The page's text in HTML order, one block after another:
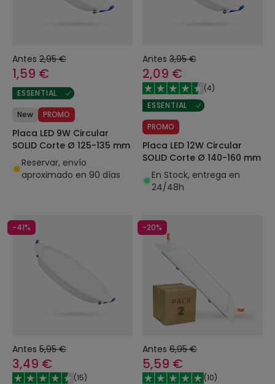
Antes 2,95 €
1,59 €
ESSENTIAL
New PROMO
Placa LED 9W Circular
SOLID Corte Ø 125-135 mm
Reservar, envío
aproximado en 90 días
Antes 3,95 €
2,09 €
(4)
ESSENTIAL
PROMO
Placa LED 12W Circular
SOLID Corte Ø 140-160 mm
En Stock, entrega en
24/48h
-41%
Antes 5,95 €
3,49 €
(15)
-20%
Antes 6,95 €
5,59 €
(10)